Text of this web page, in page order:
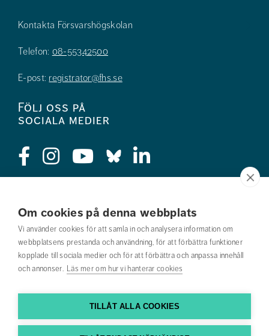
Om cookies på denna webbplats
Vi använder cookies för att samla in och analysera information om
webbplatsens prestanda och användning, för att förbättra funktioner
kopplade till sociala medier och för att förbättra och anpassa innehåll
och annonser. Läs mer om hur vi hanterar cookies
TILLÅT ALLA COOKIES
Kontakta Försvarshögskolan
Telefon: 08-55342500
E-post: registrator@fhs.se
Följ oss på
sociala medier
Jobba hos oss
Nyhetsbrev
Om webbplatsen
Hitta till oss